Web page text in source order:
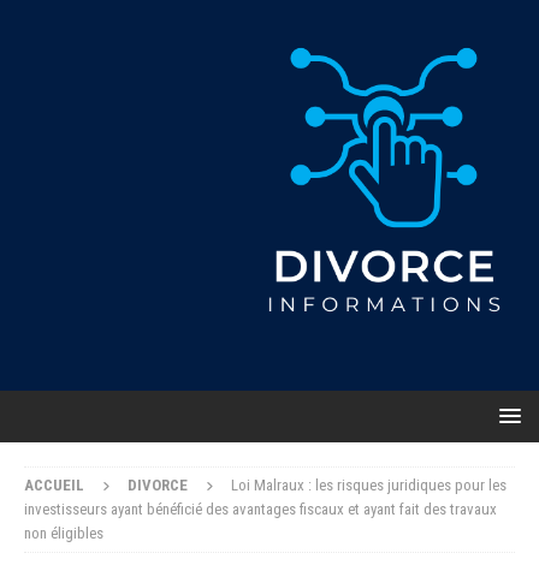
ACCUEIL DIVORCE
Loi Malraux : les risques juridiques pour les
investisseurs ayant bénéficié des avantages fiscaux et ayant fait des travaux
non éligibles